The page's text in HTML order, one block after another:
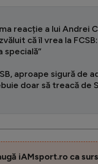
reacție a lui Andrei
că îl vrea la
specială”
aproape sigură de
doar să treacă de
iAMsport.ro ca